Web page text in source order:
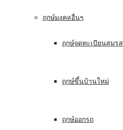
ฤกษ์มงคลอื่นๆ
ฤกษ์จดทะเบียนสมรส
ฤกษ์ขึ้นบ้านใหม่
ฤกษ์ออกรถ